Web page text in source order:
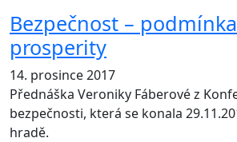
Bezpečnost –
prosperity
14. prosince 2017
Přednáška Veroniky Fáberové z
bezpečnosti, která se konala
hradě.